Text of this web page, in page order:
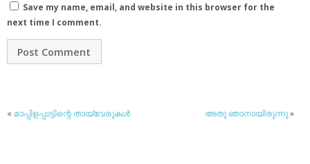
Save my name, email, and website in this browser for the
next time I comment.
« മാപ്പിളപ്പാട്ടിന്റെ തായ്‌വേരുകള്‍ അതു ഞാനായിരുന്നു»